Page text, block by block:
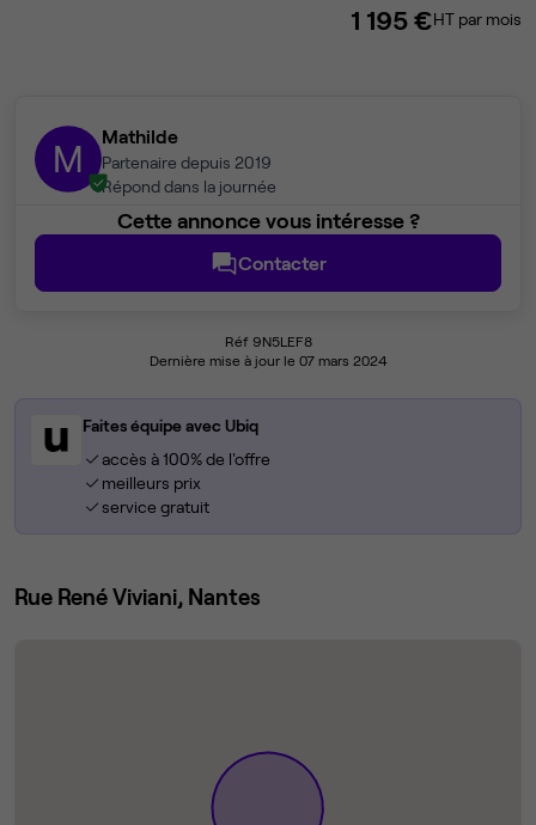
1 195 €HT par mois
M Mathilde
Partenaire depuis 2019
Répond dans la journée
Cette annonce vous intéresse ?
Contacter
Réf 9N5LEF8
Dernière mise à jour le 07 mars 2024
Faites équipe avec Ubiq
accès à 100% de l'offre
meilleurs prix
service gratuit
Rue René Viviani, Nantes